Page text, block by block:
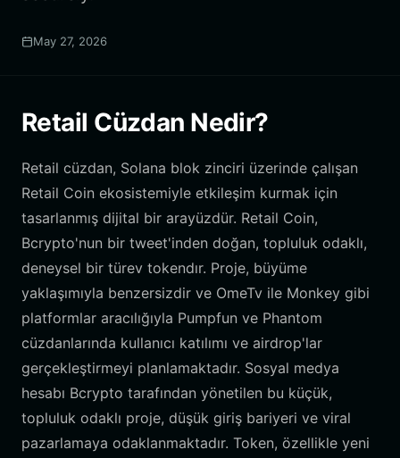
May 27, 2026
Retail Cüzdan Nedir?
Retail cüzdan, Solana blok zinciri üzerinde çalışan
Retail Coin ekosistemiyle etkileşim kurmak için
tasarlanmış dijital bir arayüzdür. Retail Coin,
Bcrypto'nun bir tweet'inden doğan, topluluk odaklı,
deneysel bir türev tokendır. Proje, büyüme
yaklaşımıyla benzersizdir ve OmeTv ile Monkey gibi
platformlar aracılığıyla Pumpfun ve Phantom
cüzdanlarında kullanıcı katılımı ve airdrop'lar
gerçekleştirmeyi planlamaktadır. Sosyal medya
hesabı Bcrypto tarafından yönetilen bu küçük,
topluluk odaklı proje, düşük giriş bariyeri ve viral
pazarlamaya odaklanmaktadır. Token, özellikle yeni